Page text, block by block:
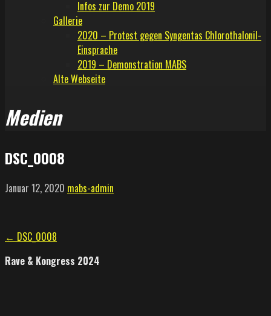
Infos zur Demo 2019
Gallerie
2020 – Protest gegen Syngentas Chlorothalonil-
Einsprache
2019 – Demonstration MABS
Alte Webseite
Medien
DSC_0008
Januar 12, 2020 mabs-admin
Beitragsnavigation
← DSC_0008
Rave & Kongress 2024